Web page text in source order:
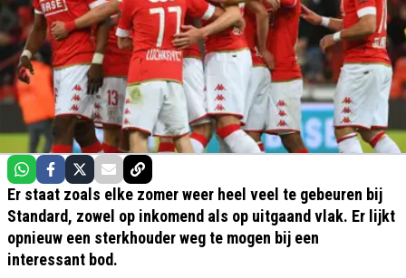
Er staat zoals elke zomer weer heel veel te gebeuren bij
Standard, zowel op inkomend als op uitgaand vlak. Er lijkt
opnieuw een sterkhouder weg te mogen bij een
interessant bod.